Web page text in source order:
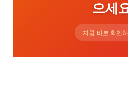
으세
지금 바로 확인